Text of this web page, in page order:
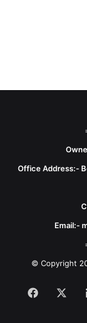
Office Address:-
Email:-
© Copyright
Facebook